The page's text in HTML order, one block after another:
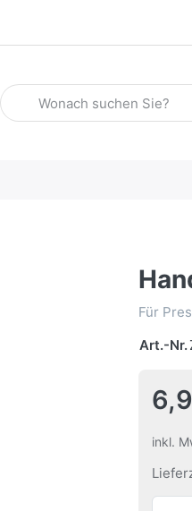
Geben Sie einen Suchbegriff
Für
Art.-Nr.
inkl.